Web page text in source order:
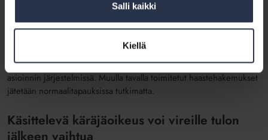
Salli kaikki
Kiellä
Lisäksi muutoksesta alkaen haastehakemus on toimitettava
käräjäoikeudelle käyttäen oikeushallinnon sähköistä asiointipalvelua
käräjäoikeus hyväksyy paperisen tai sähköpostin liitetiedostona
toimitetun haastehakemuksen, jos sitä ei voida laatia sähköisen
asioinnin järjestelmissä. Muulla tavalla toimitetut haastehakemukset
jätetään normaalitapauksissa tutkimatta.
Käsittelevä käräjäoikeus voi vireille tulon
jälkeen vaihtua